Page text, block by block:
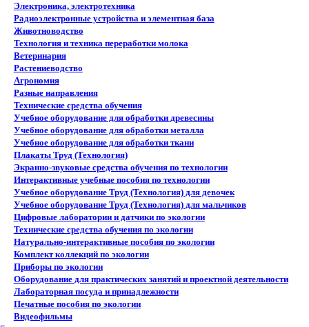
Электроника, электротехника
Радиоэлектронные устройства и элементная база
Животноводство
Технология и техника переработки молока
Ветеринария
Растениеводство
Агрономия
Разные направления
Технические средства обучения
Учебное оборудование для обработки древесины
Учебное оборудование для обработки металла
Учебное оборудование для обработки ткани
Плакаты Труд (Технология)
Экранно-звуковые средства обучения по технологии
Интерактивные учебные пособия по технологии
Учебное оборудование Труд (Технология) для девочек
Учебное оборудование Труд (Технология) для мальчиков
Цифровые лаборатории и датчики по экологии
Технические средства обучения по экологии
Натурально-интерактивные пособия по экологии
Комплект коллекций по экологии
Приборы по экологии
Оборудование для практических занятий и проектной деятельности
Лабораторная посуда и принадлежности
Печатные пособия по экологии
Видеофильмы